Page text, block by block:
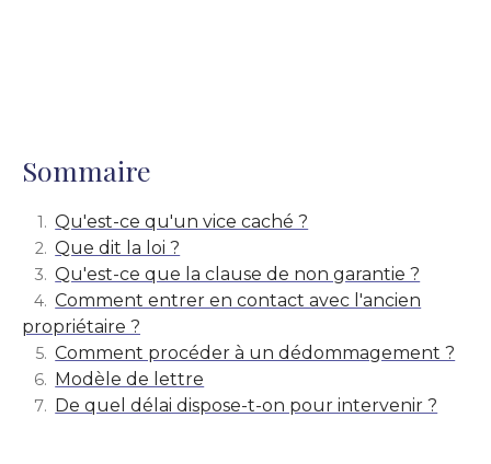
Sommaire
Qu'est-ce qu'un vice caché ?
Que dit la loi ?
Qu'est-ce que la clause de non garantie ?
Comment entrer en contact avec l'ancien
propriétaire ?
Comment procéder à un dédommagement ?
Modèle de lettre
De quel délai dispose-t-on pour intervenir ?